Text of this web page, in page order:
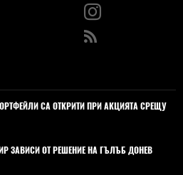
СА ОТКРИТИ ПРИ АКЦИЯТА СРЕЩУ
ЗАВИСИ ОТ РЕШЕНИЕ НА ГЪЛЪБ ДОНЕВ